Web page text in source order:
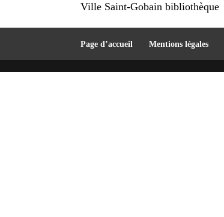
Ville Saint-Gobain bibliothèque
Page d’accueil Mentions légales